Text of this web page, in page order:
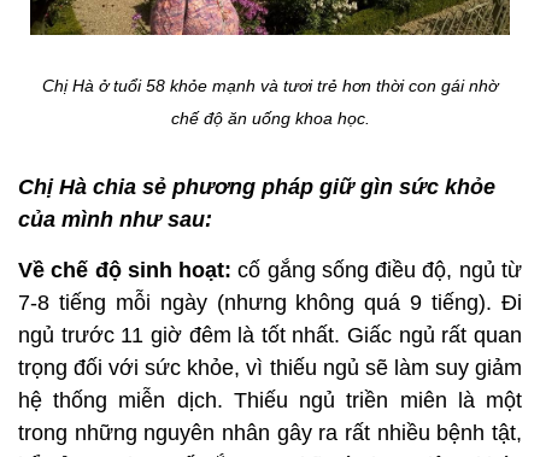
Chị Hà ở tuổi 58 khỏe mạnh và tươi trẻ hơn thời con gái nhờ
chế độ ăn uống khoa học.
Chị Hà chia sẻ phương pháp giữ gìn sức khỏe
của mình như sau:
Về chế độ sinh hoạt: cố gắng sống điều độ, ngủ từ
7-8 tiếng mỗi ngày (nhưng không quá 9 tiếng). Đi
ngủ trước 11 giờ đêm là tốt nhất. Giấc ngủ rất quan
trọng đối với sức khỏe, vì thiếu ngủ sẽ làm suy giảm
hệ thống miễn dịch. Thiếu ngủ triền miên là một
trong những nguyên nhân gây ra rất nhiều bệnh tật,